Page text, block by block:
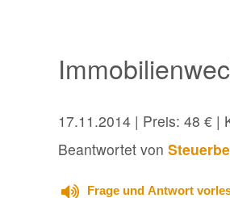
17.11.2014 | Preis: 48 € |
Beantwortet von
Frage und Antwort